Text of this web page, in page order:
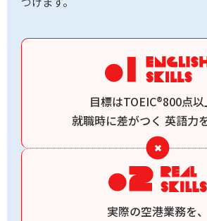
目標はTOEIC®800点以
就職時に差がつく 英語力
実際の空港業務を、